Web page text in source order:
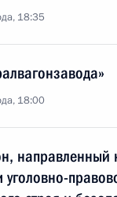
18:35
18:00
уголовно-